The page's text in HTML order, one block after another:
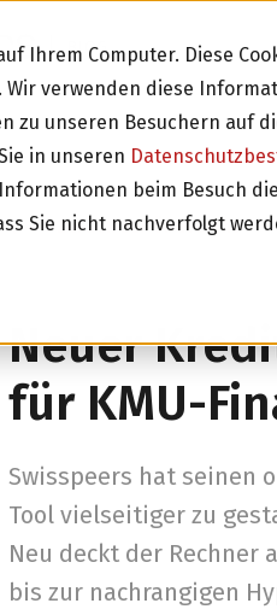
Ihrem Computer. Diese
verwenden diese
zu unseren Besuchern auf
in unseren
beim Besuch
Sie nicht nachverfolgt
BLOG
Zurück zur Übersicht
Neuer
für KMU-
Swisspeers hat seinen
Tool vielseitiger zu
Neu deckt der Rechner
bis zur nachrangigen